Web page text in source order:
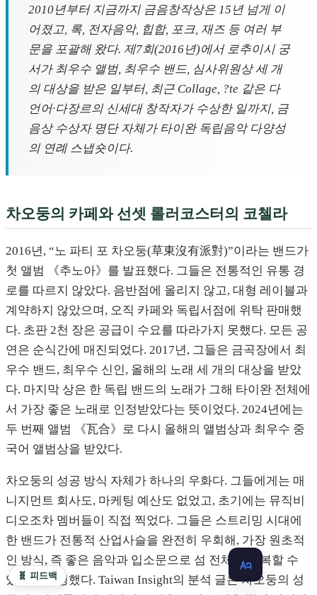
2010년부터 지금까지 금음창작상은 15년 넘게 이
어졌고, 록, 전자음악, 힙합, 포크, 재즈 등 여러 부
문을 포괄해 왔다. 제7회(2016년)에서 로추이시 궁
서가 최우수 앨범, 최우수 밴드, 심사위원상 세 개
의 대상을 받은 일부터, 최근 Collage, ?te 같은 다
언어·다장르의 신세대 창작자가 수상한 일까지, 금
음상 수상자 명단 자체가 타이완 독립음악 다양성
의 연례 스냅숏이다.
차오둥의 카페와 선셋 롤러코스터의 코첼라
2016년, “노 파티 포 차오둥(草東沒有派對)”이라는 밴드가
첫 앨범 《추노아》를 발표했다. 그들은 전통적인 유통 경
로를 따르지 않았다. 음반점에 올리지 않고, 대형 레이블과
계약하지 않았으며, 오직 카페와 독립서점에 위탁 판매했
다. 초판 2천 장은 공급이 수요를 따라가지 못했다. 모든 공
연은 순식간에 매진되었다. 2017년, 그들은 금곡장에서 최
우수 밴드, 최우수 신인, 올해의 노래 세 개의 대상을 받았
다. 마지막 상은 한 독립 밴드의 노래가 그해 타이완 전체에
서 가장 좋은 노래로 인정받았다는 뜻이었다. 2024년에는
두 번째 앨범 《瓦合》로 다시 올해의 앨범상과 최우수 중
국어 앨범상을 받았다.
차오둥의 성공 방식 자체가 하나의 우화다. 그들에게는 매
니지먼트 회사도, 마케팅 예산도 없었고, 초기에는 뮤직비
디오조차 멤버들이 직접 찍었다. 그들은 스트리밍 시대에
한 밴드가 전통적 산업사슬을 완전히 우회해, 가장 원초적
인 방식, 즉 좋은 음악과 입소문으로 섬 전체를 정복할 수
있음을 증명했다. Taiwan Insight의 분석 글은 차오둥의 성
🧬 피드백